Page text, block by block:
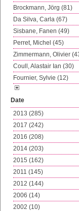
Brockmann, Jörg (81)
Da Silva, Carla (67)
Sisbane, Fanen (49)
Perret, Michel (45)
Zimmermann, Olivier
Coull, Alastair Ian (30)
Fournier, Sylvie (12)
Date
2013 (285)
2017 (242)
2016 (208)
2014 (203)
2015 (162)
2011 (145)
2012 (144)
2006 (14)
2002 (10)